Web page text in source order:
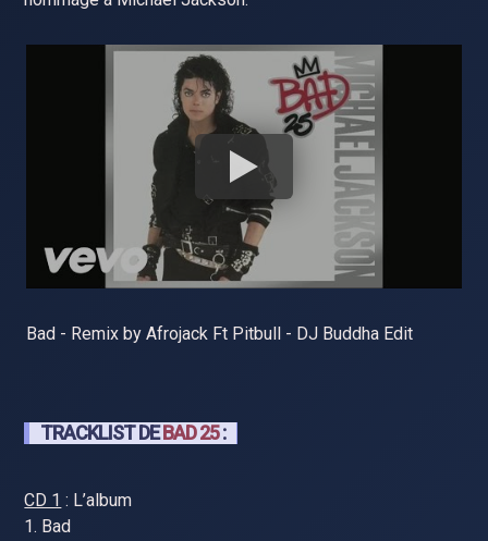
Bad - Remix by Afrojack Ft Pitbull - DJ Buddha Edit
TRACKLIST DEBAD 25:
CD 1 : L’album
1. Bad